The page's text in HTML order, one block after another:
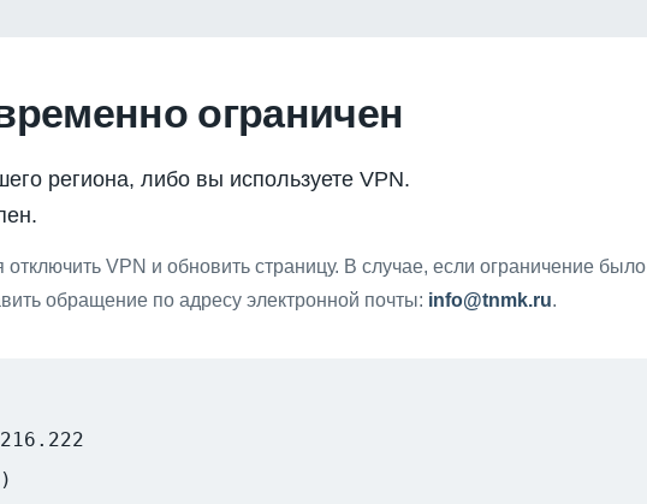
ограничен
региона, либо вы используете VPN.
VPN и обновить страницу. В случае, если ограничение было
обращение по адресу электронной почты: info@tnmk.ru.